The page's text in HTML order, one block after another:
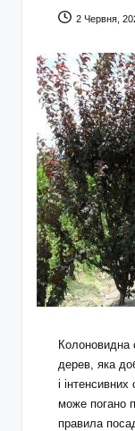
2 Червня,
дерев, яка
і
може погано
правила